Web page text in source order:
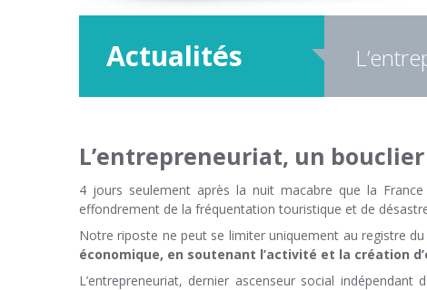
Actualités
L’entrepreneuriat, un
4 jours seulement après la nuit macabre que la
effondrement de la fréquentation touristique et de
Notre riposte ne peut se limiter uniquement au registre
économique, en soutenant l’activité et la création
L’entrepreneuriat, dernier ascenseur social